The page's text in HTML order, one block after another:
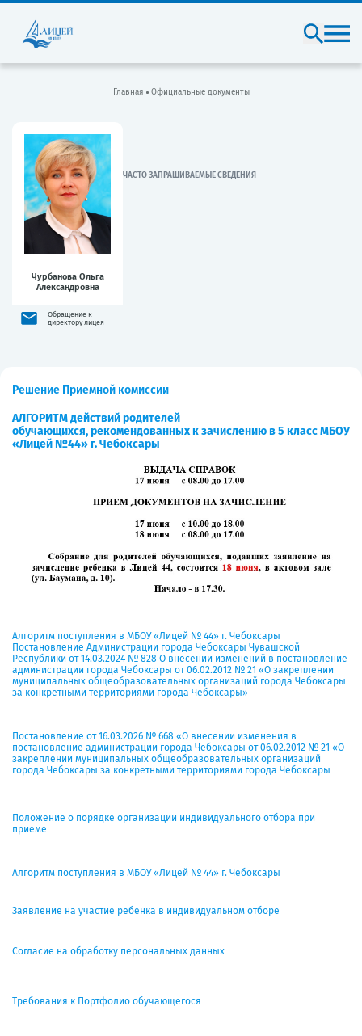
Главная Официальные документы
Чурбанова Ольга
Александровна
Обращение к
директору лицея
ЧАСТО ЗАПРАШИВАЕМЫЕ СВЕДЕНИЯ
Решение Приемной комиссии
АЛГОРИТМ действий родителей
обучающихся,рекомендованных к зачислению в 5 класс МБОУ
«Лицей №44» г. Чебоксары
Алгоритм поступления в МБОУ «Лицей № 44» г. Чебоксары
Постановление Администрации города Чебоксары Чувашской
Республики от 14.03.2024 № 828 О внесении изменений в постановление
администрации города Чебоксары от 06.02.2012 № 21 «О закреплении
муниципальных общеобразовательных организаций города Чебоксары
за конкретными территориями города Чебоксары»
Постановление от 16.03.2026 № 668 «О внесении изменения в
постановление администрации города Чебоксары от 06.02.2012 № 21 «О
закреплении муниципальных общеобразовательных организаций
города Чебоксары за конкретными территориями города Чебоксары
Положение о порядке организации индивидуального отбора при
приеме
Алгоритм поступления в МБОУ «Лицей № 44» г. Чебоксары
Заявление на участие ребенка в индивидуальном отборе
Согласие на обработку персональных данных
Требования к Портфолио обучающегося